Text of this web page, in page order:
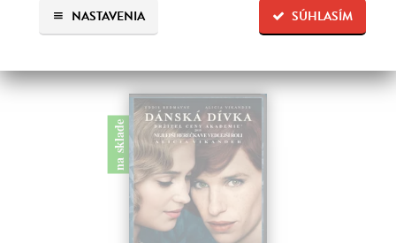
SÚHLASÍM
NASTAVENIA
3,99 € ?
na sklade